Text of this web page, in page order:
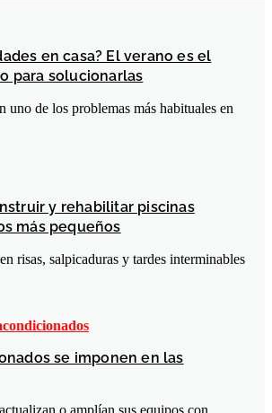
en casa? El verano es el
para solucionarlas
uno de los problemas más habituales en
y rehabilitar piscinas
más pequeños
risas, salpicaduras y tardes interminables
se imponen en las